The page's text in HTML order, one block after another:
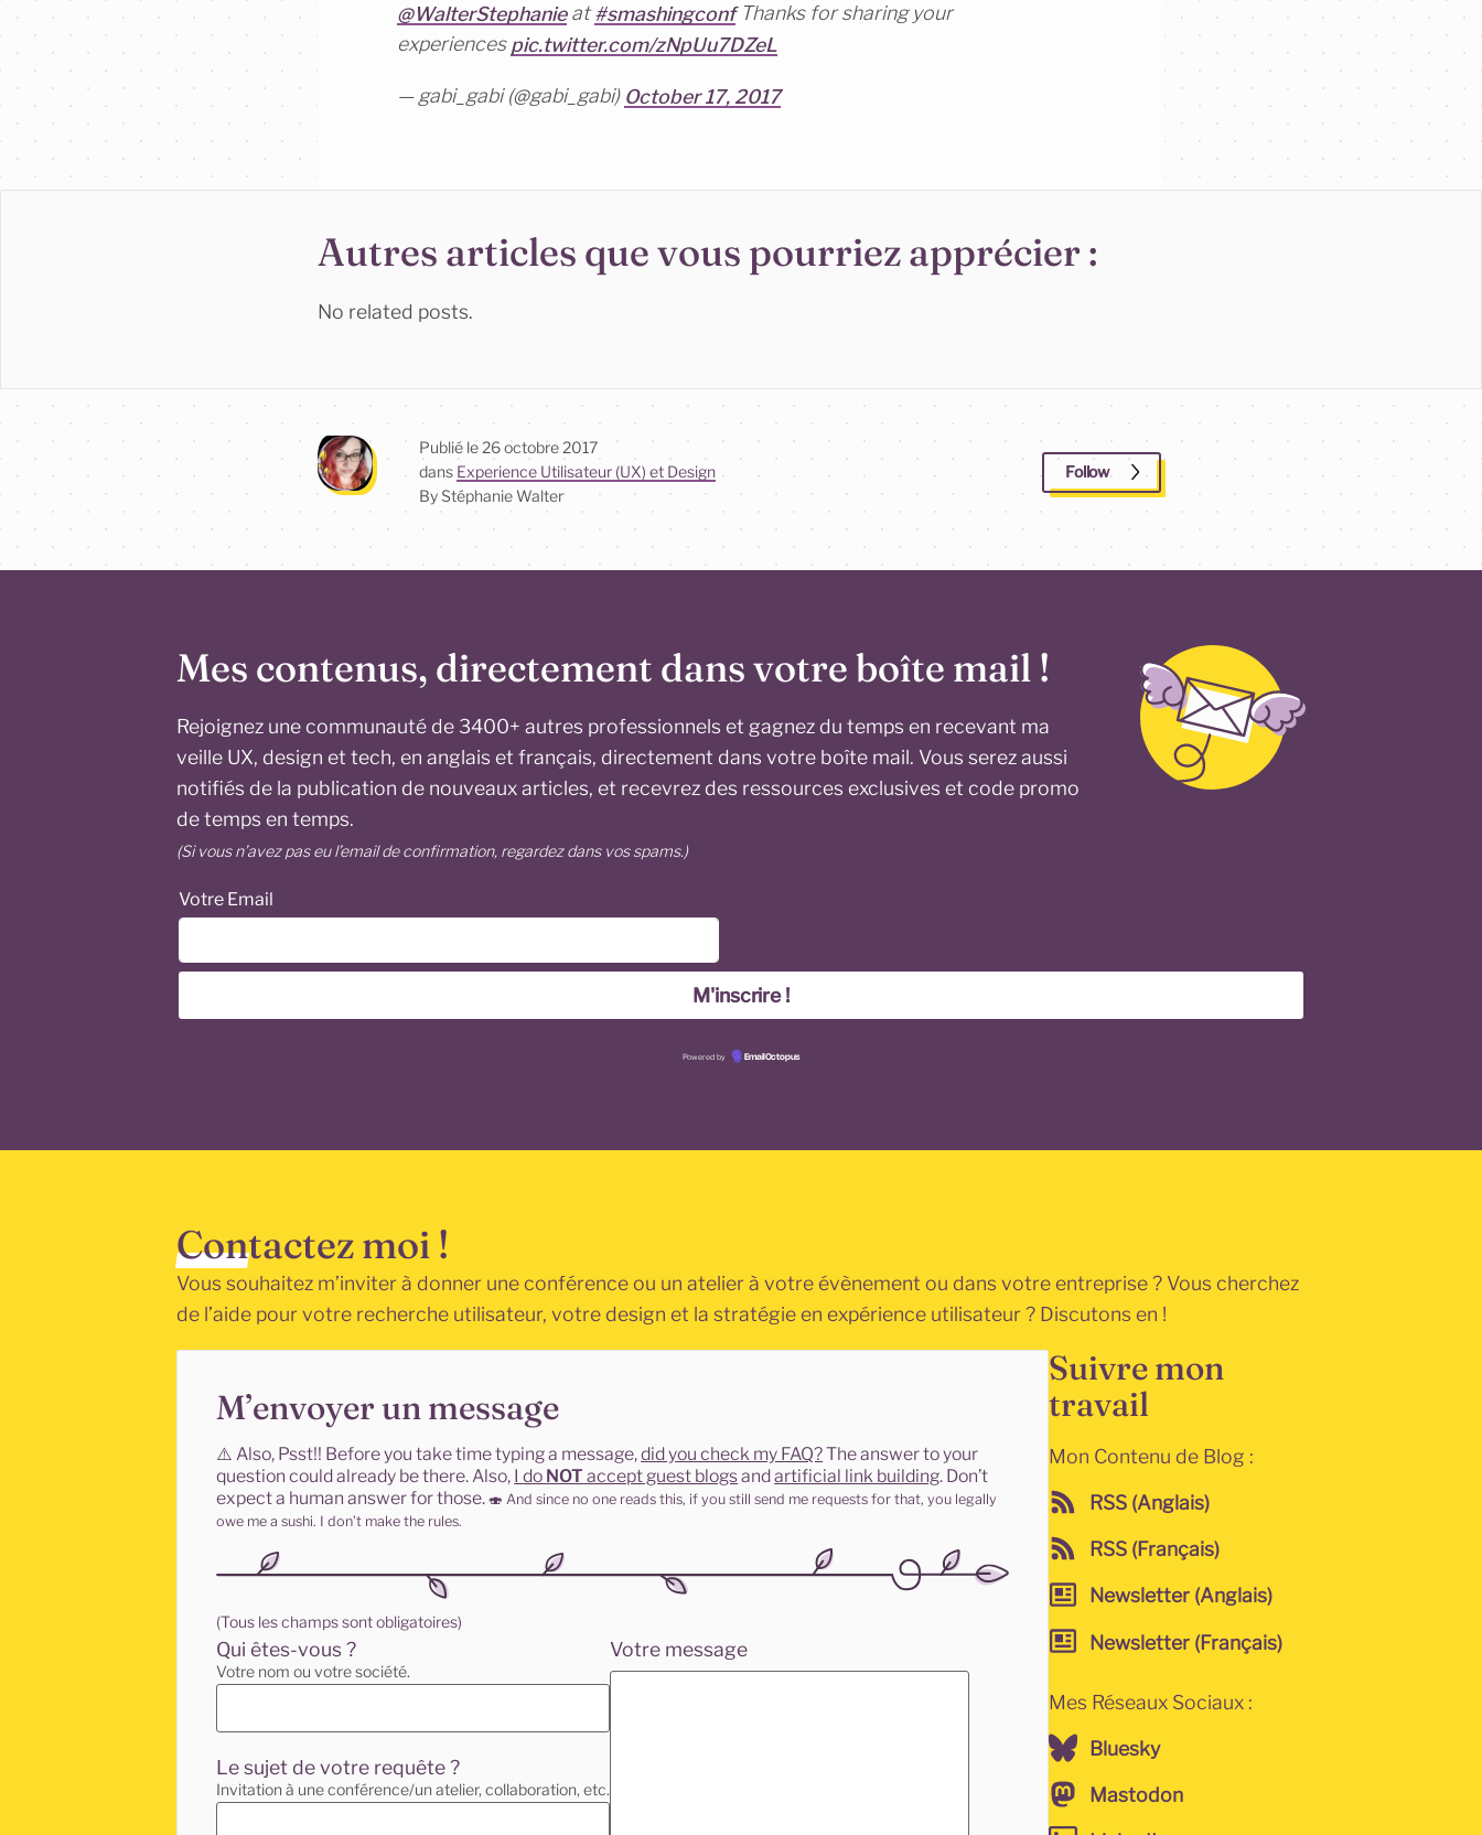
@WalterStephanieat#smashingconfThanks for sharing your
experiencespic.twitter.com/zNpUu7DZeL
— gabi_gabi (@gabi_gabi) October 17, 2017
Autres articles que vous pourriez apprécier :
No related posts.
Publié le 26 octobre 2017
dans Experience Utilisateur (UX) et Design
By Stéphanie Walter
Follow
Mes contenus, directement dans votre boîte mail !
Rejoignez une communauté de 3400+ autres professionnels et gagnez du temps en recevant ma
veille UX, design et tech, en anglais et français, directement dans votre boîte mail. Vous serez aussi
notifiés de la publication de nouveaux articles, et recevrez des ressources exclusives et code promo
de temps en temps.
(Si vous n’avez pas eu l’email de confirmation, regardez dans vos spams.)
Votre Email
Powered by EmailOctopus
Contactez moi !
Vous souhaitez m’inviter à donner une conférence ou un atelier à votre évènement ou dans votre entreprise ? Vous cherchez
de l’aide pour votre recherche utilisateur, votre design et la stratégie en expérience utilisateur ? Discutons en !
M’envoyer un message
⚠️ Also, Psst!! Before you take time typing a message,did you check my FAQ?The answer to your
question could already be there. Also, I do NOT accept guest blogsandartificial link building. Don’t
expect a human answer for those. 🍣 And since no one reads this, if you still send me requests for that, you legally
owe me a sushi. I don’t make the rules.
(Tous les champs sont obligatoires)
Qui êtes-vous ?
Votre nom ou votre société.
Le sujet de votre requête ?
Invitation à une conférence/un atelier, collaboration, etc.
Votre message
Suivre mon
travail
Mon Contenu de Blog :
RSS (Anglais)
RSS (Français)
Newsletter (Anglais)
Newsletter (Français)
Mes Réseaux Sociaux :
Bluesky
Mastodon